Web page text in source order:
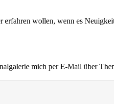
wollen, wenn es
mich per E-Mail über